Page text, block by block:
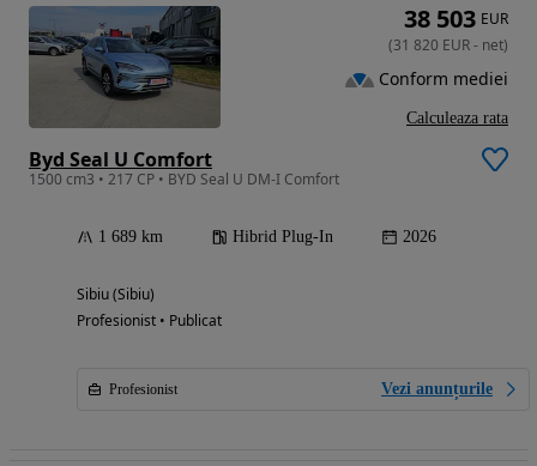
Byd Seal U Comfort
1500 cm3 • 217 CP • BYD Seal U DM-I Comfort
1 689 km Hibrid Plug-In 2026
Sibiu (Sibiu)
Profesionist • Publicat
Profesionist Vezi anunțurile
38 503 EUR
(31 820 EUR- net)
Conform mediei
Calculeaza rata